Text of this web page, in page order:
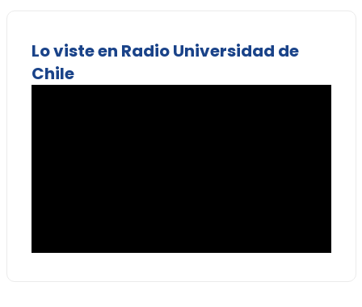
Lo viste en Radio Universidad de
Chile